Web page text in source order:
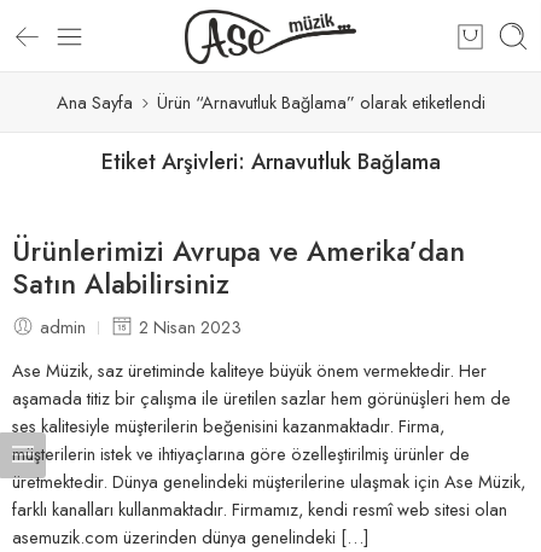
Ana Sayfa Ürün “Arnavutluk Bağlama” olarak etiketlendi
Etiket Arşivleri: Arnavutluk Bağlama
Ürünlerimizi Avrupa ve Amerika’dan
Satın Alabilirsiniz
admin
2 Nisan 2023
Ase Müzik, saz üretiminde kaliteye büyük önem vermektedir. Her
aşamada titiz bir çalışma ile üretilen sazlar hem görünüşleri hem de
ses kalitesiyle müşterilerin beğenisini kazanmaktadır. Firma,
müşterilerin istek ve ihtiyaçlarına göre özelleştirilmiş ürünler de
üretmektedir. Dünya genelindeki müşterilerine ulaşmak için Ase Müzik,
farklı kanalları kullanmaktadır. Firmamız, kendi resmî web sitesi olan
asemuzik.com üzerinden dünya genelindeki […]